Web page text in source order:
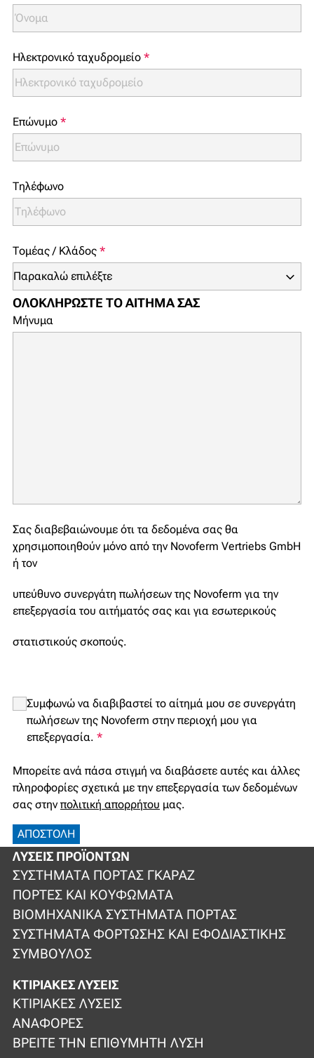
Ηλεκτρονικό ταχυδρομείο *
Επώνυμο *
Τηλέφωνο
Τομέας / Κλάδος *
ΟΛΟΚΛΗΡΏΣΤΕ ΤΟ ΑΊΤΗΜΆ ΣΑΣ
Μήνυμα
Σας διαβεβαιώνουμε ότι τα δεδομένα σας θα
χρησιμοποιηθούν μόνο από την Novoferm Vertriebs GmbH
ή τον
υπεύθυνο συνεργάτη πωλήσεων της Novoferm για την
επεξεργασία του αιτήματός σας και για εσωτερικούς
στατιστικούς σκοπούς.
Συμφωνώ να διαβιβαστεί το αίτημά μου σε συνεργάτη
πωλήσεων της Novoferm στην περιοχή μου για
επεξεργασία. *
Μπορείτε ανά πάσα στιγμή να διαβάσετε αυτές και άλλες
πληροφορίες σχετικά με την επεξεργασία των δεδομένων
σας στηνπολιτική απορρήτου μας.
ΑΠΟΣΤΟΛΉ
ΛΎΣΕΙΣ ΠΡΟΪΌΝΤΩΝ
ΣΥΣΤΉΜΑΤΑ ΠΌΡΤΑΣ ΓΚΑΡΆΖ
ΠΌΡΤΕΣ ΚΑΙ ΚΟΥΦΏΜΑΤΑ
ΒΙΟΜΗΧΑΝΙΚΆ ΣΥΣΤΉΜΑΤΑ ΠΌΡΤΑΣ
ΣΥΣΤΉΜΑΤΑ ΦΌΡΤΩΣΗΣ ΚΑΙ ΕΦΟΔΙΑΣΤΙΚΉΣ
ΣΎΜΒΟΥΛΟΣ
ΚΤΙΡΙΑΚΈΣ ΛΎΣΕΙΣ
ΚΤΙΡΙΑΚΈΣ ΛΎΣΕΙΣ
ΑΝΑΦΟΡΈΣ
ΒΡΕΊΤΕ ΤΗΝ ΕΠΙΘΥΜΗΤΉ ΛΎΣΗ